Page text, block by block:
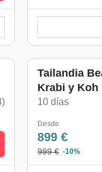
Tailandia
Krabi y Koh
10 días
Desde
899 €
999 € -10%